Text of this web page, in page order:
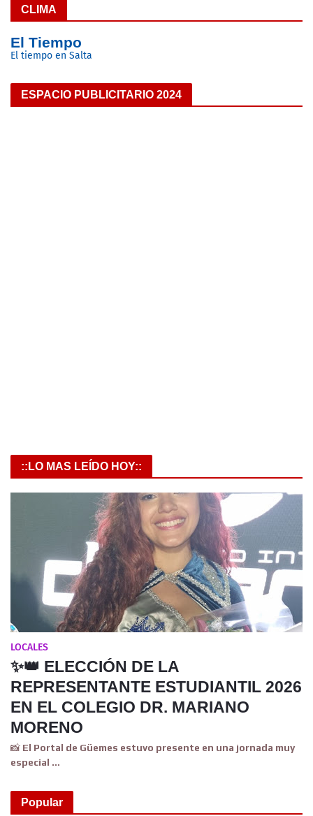
CLIMA
El Tiempo
El tiempo en Salta
ESPACIO PUBLICITARIO 2024
::LO MAS LEÍDO HOY::
LOCALES
✨👑 ELECCIÓN DE LA
REPRESENTANTE ESTUDIANTIL 2026
EN EL COLEGIO DR. MARIANO
MORENO
📸 El Portal de Güemes estuvo presente en una jornada muy
especial …
Popular